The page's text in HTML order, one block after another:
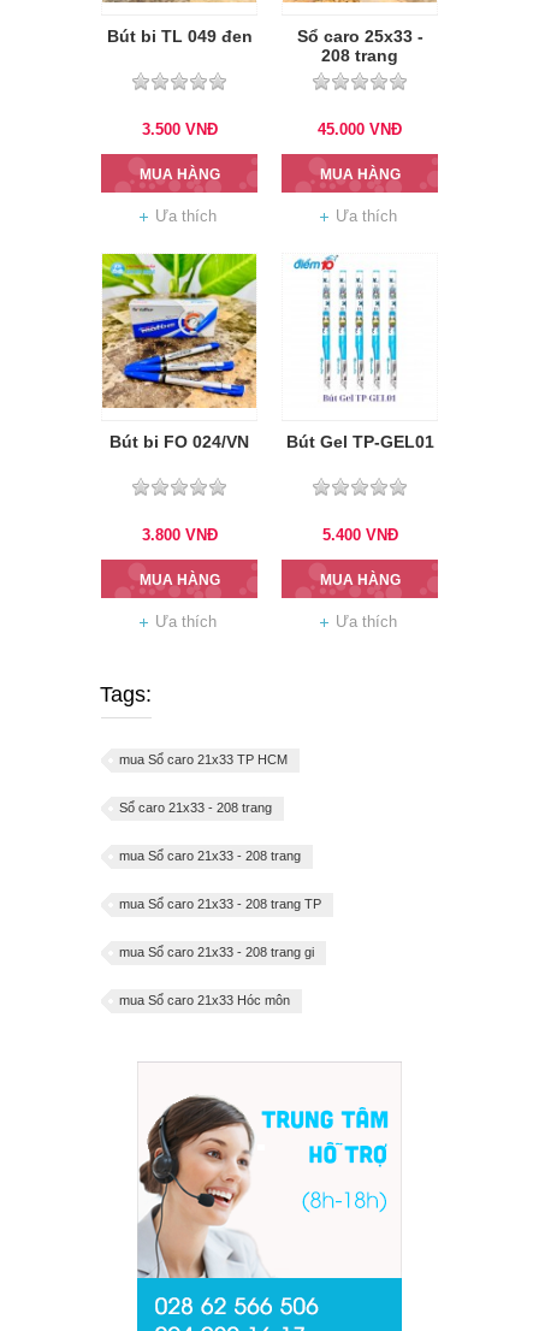
Bút bi TL 049 đen
3.500 VNĐ
MUA HÀNG
Ưa thích
Sổ caro 25x33 -
208 trang
45.000 VNĐ
MUA HÀNG
Ưa thích
Bút bi FO 024/VN
3.800 VNĐ
MUA HÀNG
Ưa thích
Bút Gel TP-GEL01
5.400 VNĐ
MUA HÀNG
Ưa thích
Tags:
mua Sổ caro 21x33 TP HCM
Sổ caro 21x33 - 208 trang
mua Sổ caro 21x33 - 208 trang
mua Sổ caro 21x33 - 208 trang TP
mua Sổ caro 21x33 - 208 trang gi
mua Sổ caro 21x33 Hóc môn